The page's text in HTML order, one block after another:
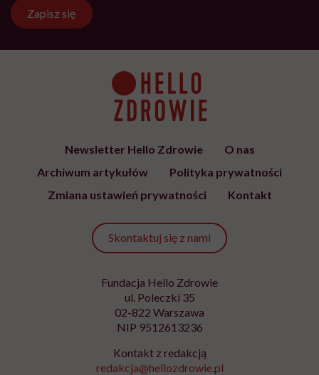
Zapisz się
Newsletter Hello Zdrowie
O nas
Archiwum artykułów
Polityka prywatności
Zmiana ustawień prywatności
Kontakt
Skontaktuj się z nami
Fundacja Hello Zdrowie
ul. Poleczki 35
02-822 Warszawa
NIP 9512613236
Kontakt z redakcją
redakcja@hellozdrowie.pl